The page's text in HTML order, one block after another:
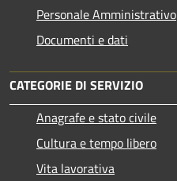
Personale Amministrativo
Documenti e dati
CATEGORIE DI SERVIZIO
Anagrafe e stato civile
Cultura e tempo libero
Vita lavorativa